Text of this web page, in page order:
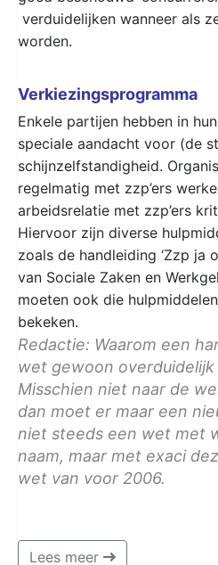
verduidelijken wanneer als
worden.
Verkiezingsprogramma
Enkele partijen hebben in
speciale aandacht voor (de
schijnzelfstandigheid.
regelmatig met zzp’ers
arbeidsrelatie met zzp’ers
Hiervoor zijn diverse
zoals de handleiding ‘Zzp ja
van Sociale Zaken en
moeten ook die
bekeken.
Redactie: Waarom een
wet gewoon overduidelijk
Misschien niet naar de
dan moet er maar een
niet steeds een wet met
naam, maar met exaci
wet van voor 2006.
Lees meer